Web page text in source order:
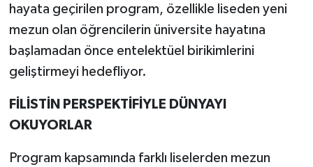
hayata geçirilen program, özellikle liseden yeni
mezun olan öğrencilerin üniversite hayatına
başlamadan önce entelektüel birikimlerini
geliştirmeyi hedefliyor.
FİLİSTİN PERSPEKTİFİYLE DÜNYAYI
OKUYORLAR
Program kapsamında farklı liselerden mezun